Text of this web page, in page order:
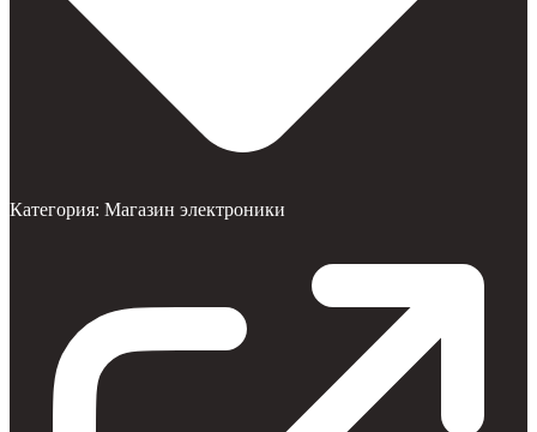
Категория: Магазин электроники